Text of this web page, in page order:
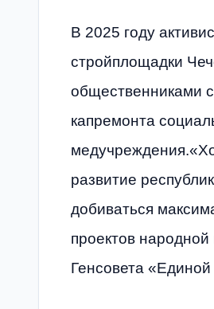
В 2025 году
стройплощадки
общественниками
капремонта
развитие
добиваться
проектов
Генсовета